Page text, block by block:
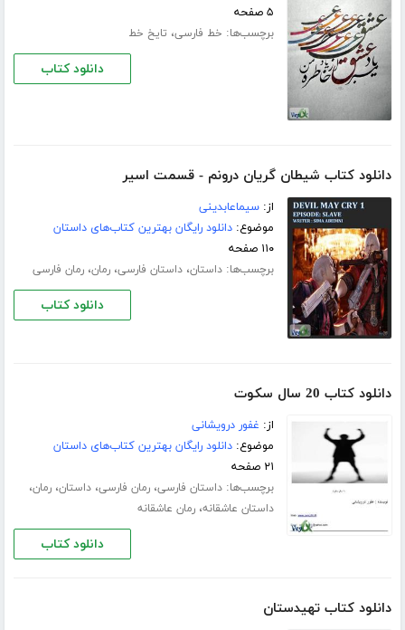
۵ صفحه
برچسب‌ها: خط فارسی، تایخ خط
دانلود کتاب
دانلود کتاب شیطان گریان درونم - قسمت اسیر
از:سیماعابدینی
موضوع:دانلود رایگان بهترین کتاب‌های داستان
۱۱۰ صفحه
برچسب‌ها:داستان،داستان فارسی،رمان،رمان فارسی
دانلود کتاب
دانلود کتاب 20 سال سکوت
از: غفور درویشانی
موضوع:دانلود رایگان بهترین کتاب‌های داستان
۲۱ صفحه
برچسب‌ها:داستان فارسی،رمان فارسی،داستان،رمان،
داستان عاشقانه،رمان عاشقانه
دانلود کتاب
دانلود کتاب تهیدستان